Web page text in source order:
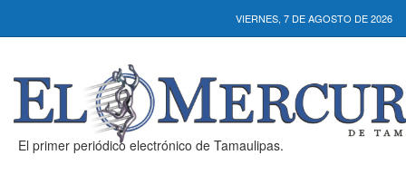
VIERNES, 7 DE AGOSTO DE 2026
El primer periódico electrónico de Tamaulipas.